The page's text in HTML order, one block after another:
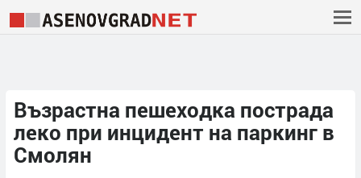
Възрастна пешеходка пострада
леко при инцидент на паркинг в
Смолян